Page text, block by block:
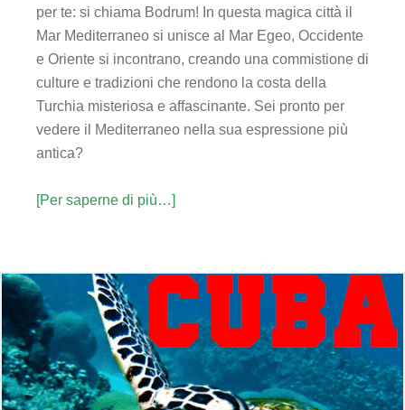
per te: si chiama Bodrum! In questa magica città il
Mar Mediterraneo si unisce al Mar Egeo, Occidente
e Oriente si incontrano, creando una commistione di
culture e tradizioni che rendono la costa della
Turchia misteriosa e affascinante. Sei pronto per
vedere il Mediterraneo nella sua espressione più
antica?
[Per saperne di più…]